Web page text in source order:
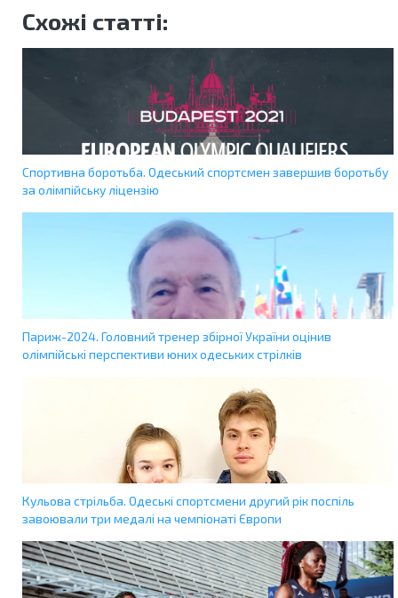
Схожі статті:
Спортивна боротьба. Одеський спортсмен завершив боротьбу
за олімпійську ліцензію
Париж-2024. Головний тренер збірної України оцінив
олімпійські перспективи юних одеських стрілків
Кульова стрільба. Одеські спортсмени другий рік поспіль
завоювали три медалі на чемпіонаті Європи